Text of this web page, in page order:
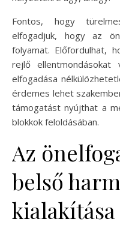
Fontos, hogy
elfogadjuk, hogy az
folyamat. Előfordulhat,
rejlő
elfogadása
érdemes lehet
támogatást nyújthat a
blokkok feloldásában.
Az
belső
kialakítása